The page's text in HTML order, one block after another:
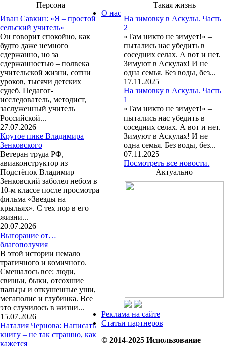
Персона
Иван Савкин: «Я – простой
сельский учитель»
Он говорит спокойно, как
будто даже немного
сдержанно, но за
сдержанностью – полвека
учительской жизни, сотни
уроков, тысячи детских
судеб. Педагог-
исследователь, методист,
заслуженный учитель
Российской...
27.07.2026
Крутое пике Владимира
Зенковского
Ветеран труда РФ,
авиаконструктор из
Подстёпок Владимир
Зенковский заболел небом в
10-м классе после просмотра
фильма «Звезды на
крыльях». С тех пор в его
жизни...
20.07.2026
Выгорание от…
благополучия
В этой истории немало
трагичного и комичного.
Смешалось все: люди,
свиньи, быки, отсохшие
пальцы и откушенные уши,
мегаполис и глубинка. Все
это случилось в жизни...
15.07.2026
Наталия Чернова: Написать
книгу – не так страшно, как
кажется
Такая жизнь
На зимовку в Аскулы. Часть
2
«Там никто не зимует!» –
пытались нас убедить в
соседних селах. А вот и нет.
Зимуют в Аскулах! И не
одна семья. Без воды, без...
17.11.2025
На зимовку в Аскулы. Часть
1
«Там никто не зимует!» –
пытались нас убедить в
соседних селах. А вот и нет.
Зимуют в Аскулах! И не
одна семья. Без воды, без...
07.11.2025
Посмотреть все новости.
Актуально
О нас
Реклама на сайте
Статьи партнеров
© 2014-2025 Использование